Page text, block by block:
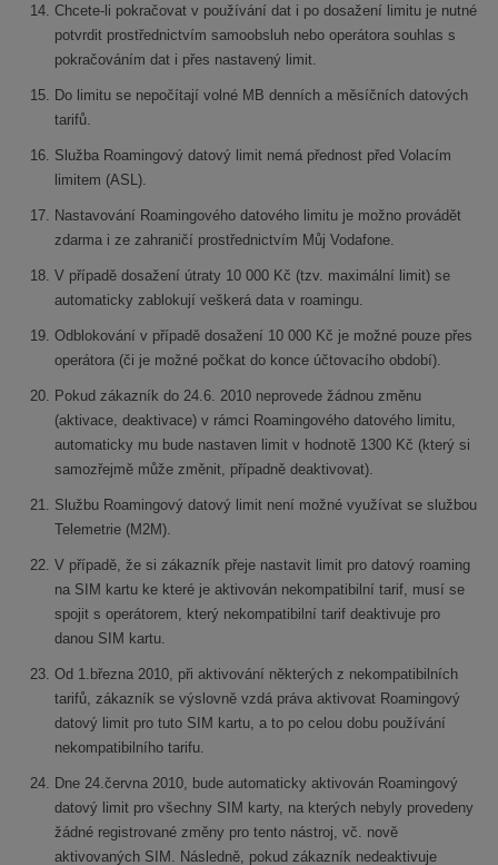
Chcete-li pokračovat v používání dat i po dosažení limitu je nutné
potvrdit prostřednictvím samoobsluh nebo operátora souhlas s
pokračováním dat i přes nastavený limit.
Do limitu se nepočítají volné MB denních a měsíčních datových
tarifů.
Služba Roamingový datový limit nemá přednost před Volacím
limitem (ASL).
Nastavování Roamingového datového limitu je možno provádět
zdarma i ze zahraničí prostřednictvím Můj Vodafone.
V případě dosažení útraty 10 000 Kč (tzv. maximální limit) se
automaticky zablokují veškerá data v roamingu.
Odblokování v případě dosažení 10 000 Kč je možné pouze přes
operátora (či je možné počkat do konce účtovacího období).
Pokud zákazník do 24.6. 2010 neprovede žádnou změnu
(aktivace, deaktivace) v rámci Roamingového datového limitu,
automaticky mu bude nastaven limit v hodnotě 1300 Kč (který si
samozřejmě může změnit, případně deaktivovat).
Službu Roamingový datový limit není možné využívat se službou
Telemetrie (M2M).
V případě, že si zákazník přeje nastavit limit pro datový roaming
na SIM kartu ke které je aktivován nekompatibilní tarif, musí se
spojit s operátorem, který nekompatibilní tarif deaktivuje pro
danou SIM kartu.
Od 1.března 2010, při aktivování některých z nekompatibilních
tarifů, zákazník se výslovně vzdá práva aktivovat Roamingový
datový limit pro tuto SIM kartu, a to po celou dobu používání
nekompatibilního tarifu.
Dne 24.června 2010, bude automaticky aktivován Roamingový
datový limit pro všechny SIM karty, na kterých nebyly provedeny
žádné registrované změny pro tento nástroj, vč. nově
aktivovaných SIM. Následně, pokud zákazník nedeaktivuje